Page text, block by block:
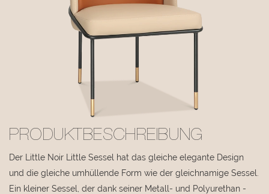
PRODUKTBESCHREIBUNG
Der Little Noir Little Sessel hat das gleiche elegante Design
und die gleiche umhüllende Form wie der gleichnamige Sessel.
Ein kleiner Sessel, der dank seiner Metall- und Polyurethan -